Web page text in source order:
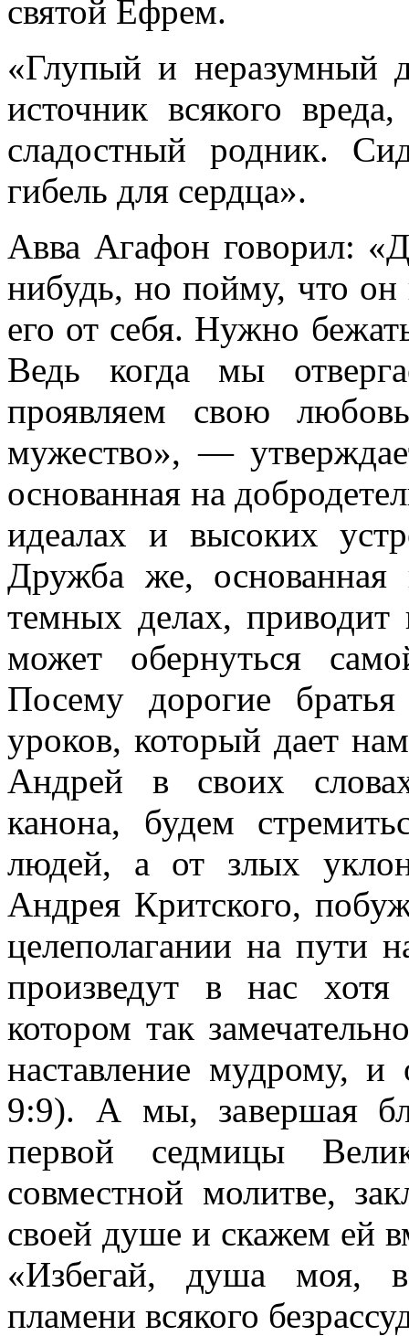
святой Ефрем.
«Глупый и неразумный
источник всякого
сладостный родник.
гибель для сердца».
Авва Агафон говорил:
нибудь, но пойму, что он
его от себя. Нужно
Ведь когда мы
проявляем свою
мужество», —
основанная на
идеалах и высоких
Дружба же,
темных делах,
может обернуться
Посему дорогие
уроков, который дает
Андрей в своих
канона, будем
людей, а от злых
Андрея Критского,
целеполагании на пути
произведут в нас
котором так
наставление мудрому,
9:9). А мы, завершая
первой седмицы
совместной молитве,
своей душе и скажем ей
«Избегай, душа моя,
пламени всякого